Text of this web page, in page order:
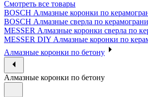
Смотреть все товары
BOSCH Алмазные коронки по
BOSCH Алмазные сверла по
MESSER Алмазные коронки сверла по
MESSER DIY Алмазные коронки по
Алмазные коронки по бетону
Алмазные коронки по бетону